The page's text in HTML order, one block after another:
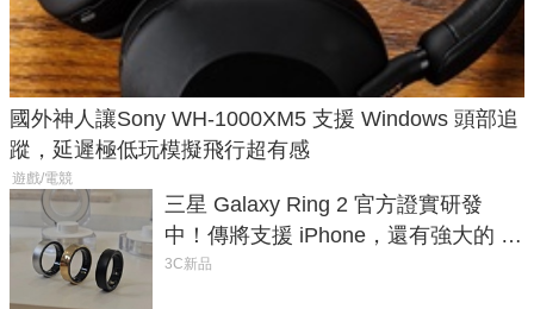
國外神人讓Sony WH-1000XM5 支援 Windows 頭部追
蹤，延遲極低玩模擬飛行超有感
遊戲/電競
三星 Galaxy Ring 2 官方證實研發
中！傳將支援 iPhone，還有強大的 AI
與智慧家電連動功能
3C新品